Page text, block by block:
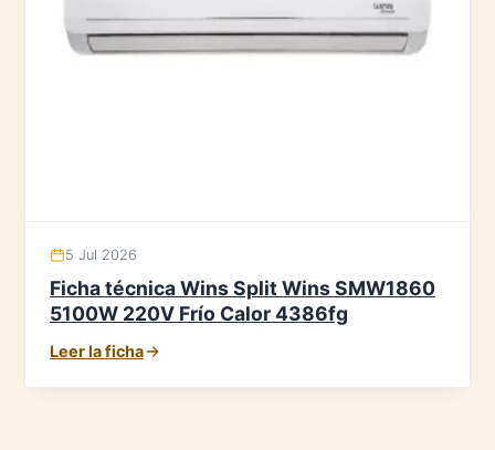
5 Jul 2026
Ficha técnica Wins Split Wins SMW1860
5100W 220V Frío Calor 4386fg
Leer la ficha